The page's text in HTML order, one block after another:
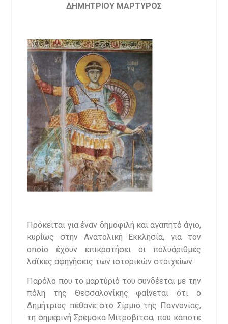
ΔΗΜΗΤΡΙΟΥ ΜΑΡΤΥΡΟΣ
Πρόκειται για έναν δημοφιλή και αγαπητό άγιο,
κυρίως στην Ανατολική Εκκλησία, για τον
οποίο έχουν επικρατήσει οι πολυάριθμες
λαϊκές αφηγήσεις των ιστορικών στοιχείων.
Παρόλο που το μαρτύριό του συνδέεται με την
πόλη της Θεσσαλονίκης φαίνεται ότι ο
Δημήτριος πέθανε στο Σίρμιο της Παννονίας,
τη σημερινή Σρέμσκα Μιτρόβιτσα, που κάποτε